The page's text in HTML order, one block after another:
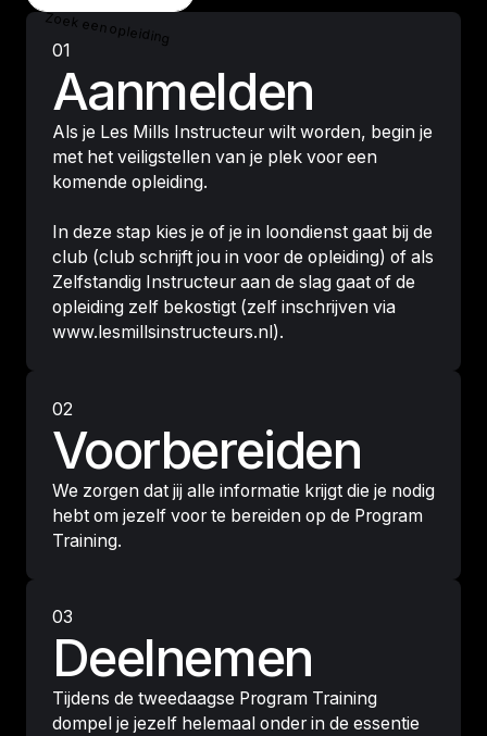
Zoek een opleiding
01
Aanmelden
Als je Les Mills Instructeur wilt worden, begin je
met het veiligstellen van je plek voor een
komende opleiding.
In deze stap kies je of je in loondienst gaat bij de
club (club schrijft jou in voor de opleiding) of als
Zelfstandig Instructeur aan de slag gaat of de
opleiding zelf bekostigt (zelf inschrijven via
www.lesmillsinstructeurs.nl).
02
Voorbereiden
We zorgen dat jij alle informatie krijgt die je nodig
hebt om jezelf voor te bereiden op de Program
Training.
03
Deelnemen
Tijdens de tweedaagse Program Training
dompel je jezelf helemaal onder in de essentie